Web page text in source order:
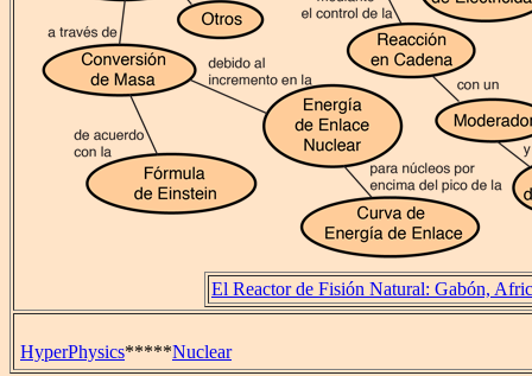
El Reactor de Fisión Natural: Gabón,
HyperPhysics*****Nuclear